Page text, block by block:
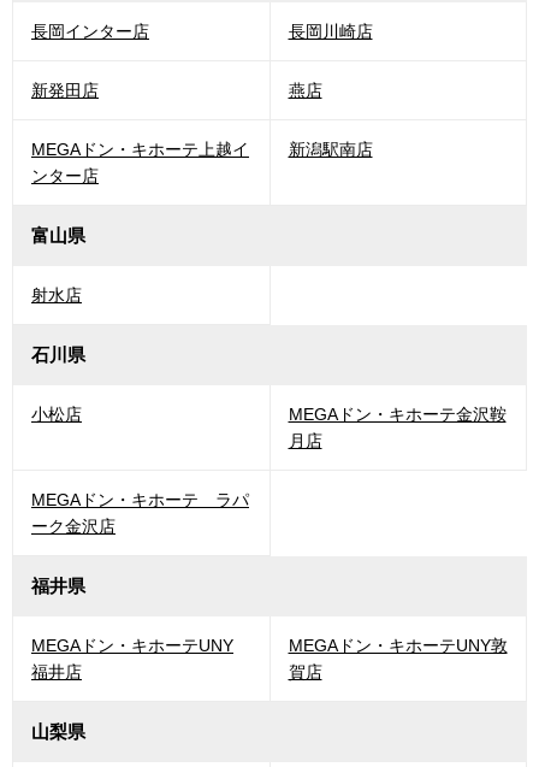
長岡インター店 長岡川崎店
新発田店 燕店
MEGAドン・キホーテ上越イ
ンター店
新潟駅南店
富山県
射水店
石川県
小松店
MEGAドン・キホーテ金沢鞍
月店
MEGAドン・キホーテ ラパ
ーク金沢店
福井県
MEGAドン・キホーテUNY
福井店
MEGAドン・キホーテUNY敦
賀店
山梨県